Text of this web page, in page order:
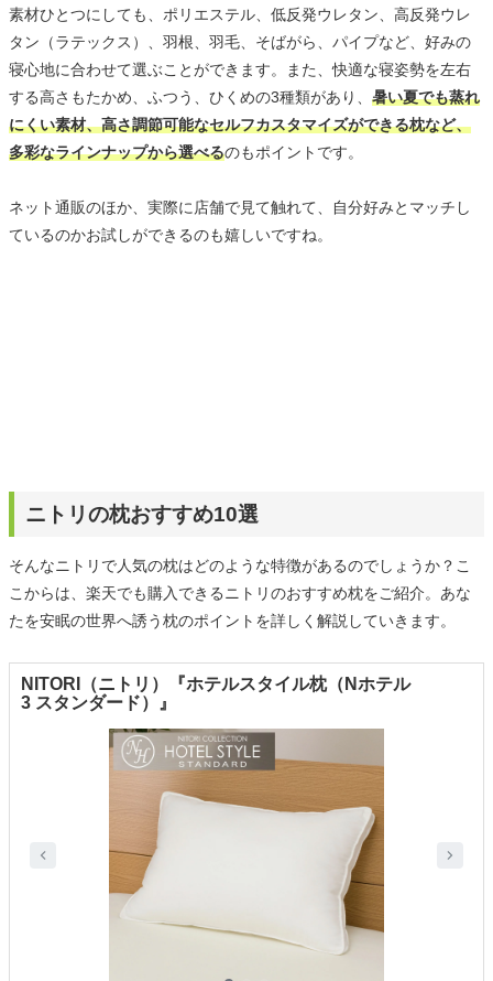
素材ひとつにしても、ポリエステル、低反発ウレタン、高反発ウレ
タン（ラテックス）、羽根、羽毛、そばがら、パイプなど、好みの
寝心地に合わせて選ぶことができます。また、快適な寝姿勢を左右
する高さもたかめ、ふつう、ひくめの3種類があり、 暑い夏でも蒸れ
にくい素材、高さ調節可能なセルフカスタマイズができる枕など、
多彩なラインナップから選べるのもポイントです。
ネット通販のほか、実際に店舗で見て触れて、自分好みとマッチし
ているのかお試しができるのも嬉しいですね。
ニトリの枕おすすめ10選
そんなニトリで人気の枕はどのような特徴があるのでしょうか？こ
こからは、楽天でも購入できるニトリのおすすめ枕をご紹介。あな
たを安眠の世界へ誘う枕のポイントを詳しく解説していきます。
NITORI（ニトリ）『ホテルスタイル枕（Nホテル
3 スタンダード）』